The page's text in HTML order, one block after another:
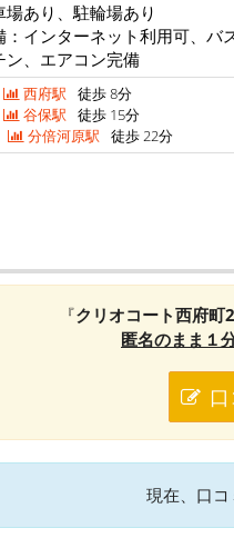
あり、駐輪場あり
インターネット利用可、バ
ン、エアコン完備
西府駅 徒歩 8分
谷保駅 徒歩 15分
分倍河原駅 徒歩 22分
『クリオコート西府町
匿名のまま１
現在、口コ